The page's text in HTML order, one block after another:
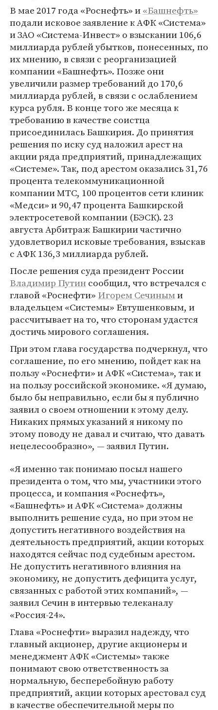
В мае 2017 года «Роснефть» и«Башнефть»
подали исковое заявление к АФК «Система»
и ЗАО «Система-Инвест» о взыскании 106,6
миллиарда рублей убытков, понесенных, по
их мнению, в связи с реорганизацией
компании «Башнефть». Позже они
увеличили размер требований до 170,6
миллиарда рублей, в связи с ослаблением
курса рубля. В конце того же месяца к
требованию в качестве соистца
присоединилась Башкирия. До принятия
решения по иску суд наложил арест на
акции ряда предприятий, принадлежащих
«Системе». Так, под арестом оказались 31,76
процента телекоммуникационной
компании МТС, 100 процентов сети клиник
«Медси» и 90,47 процента Башкирской
электросетевой компании (БЭСК). 23
августа Арбитраж Башкирии частично
удовлетворил исковые требования, взыскав
с АФК 136,3 миллиарда рублей.
После решения суда президент России
Владимир Путин сообщил, что встречался с
главой «Роснефти» Игорем Сечиными
владельцем «Системы» Евтушенковым, и
рассчитывает на то, что сторонам удастся
достичь мирового соглашения.
При этом глава государства подчеркнул, что
соглашение, по его мнению, пойдет как на
пользу «Роснефти» и АФК «Система», так и
на пользу российской экономике. «Я думаю,
было бы неправильно, если бы я публично
заявил о своем отношении к этому делу.
Никаких прямых указаний я никому по
этому поводу не давал и считаю, что давать
нецелесообразно», — заявил Путин.
«Я именно так понимаю посыл нашего
президента о том, что мы, участники этого
процесса, и компания «Роснефть»,
«Башнефть» и АФК «Система» должны
выполнить решение суда, но при этом не
допустить негативного воздействия на
деятельность предприятий, акции которых
находятся сейчас под судебным арестом.
Не допустить негативного влияния на
экономику, не допустить дефицита услуг,
связанных с работой этих компаний», —
заявил Сечин в интервью телеканалу
«Россия-24».
Глава «Роснефти» выразил надежду, что
главный акционер, другие акционеры и
менеджмент АФК «Системы» также
понимают свою ответственность за
нормальную, бесперебойную работу
предприятий, акции которых арестовал суд
в качестве обеспечительной меры по